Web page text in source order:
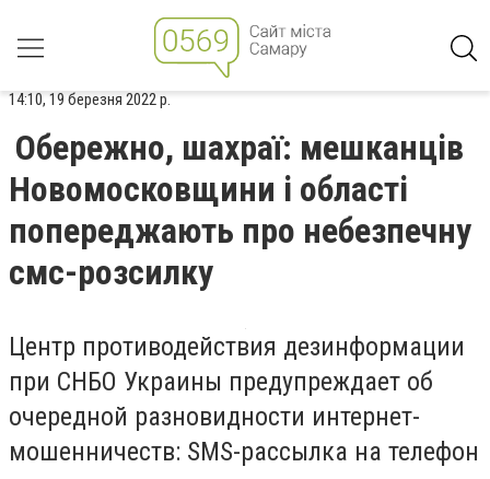
14:10, 19 березня 2022 р.
Обережно, шахраї: мешканців
Новомосковщини і області
попереджають про небезпечну
смс-розсилку
Центр противодействия дезинформации
при СНБО Украины предупреждает об
очередной разновидности интернет-
мошенничеств: SMS-рассылка на телефон